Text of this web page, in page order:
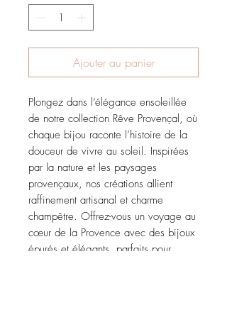
Ajouter au panier
Plongez dans l’élégance ensoleillée
de notre collection Rêve Provençal, où
chaque bijou raconte l’histoire de la
douceur de vivre au soleil. Inspirées
par la nature et les paysages
provençaux, nos créations allient
raffinement artisanal et charme
champêtre. Offrez-vous un voyage au
cœur de la Provence avec des bijoux
épurés et élégants, parfaits pour